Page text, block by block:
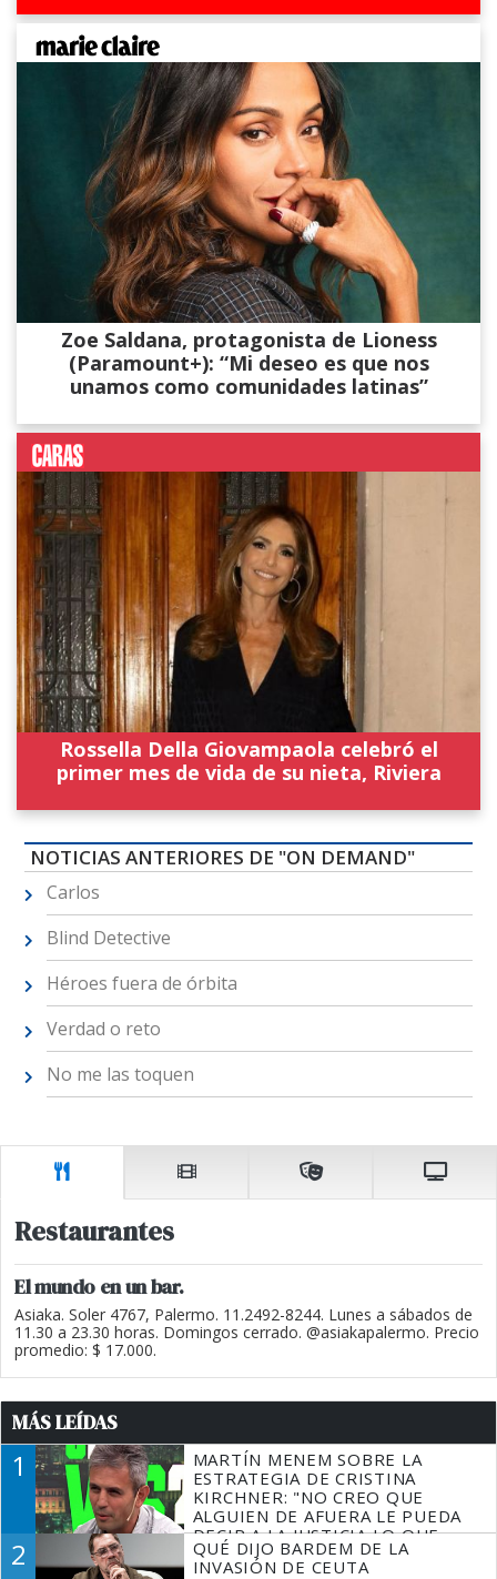
Zoe Saldana, protagonista de Lioness
(Paramount+): “Mi deseo es que nos
unamos como comunidades latinas”
Rossella Della Giovampaola celebró el
primer mes de vida de su nieta, Riviera
NOTICIAS ANTERIORES DE "ON DEMAND"
Carlos
Blind Detective
Héroes fuera de órbita
Verdad o reto
No me las toquen
Restaurantes
El mundo en un bar.
Asiaka. Soler 4767, Palermo. 11.2492-8244. Lunes a sábados de
11.30 a 23.30 horas. Domingos cerrado. @asiakapalermo. Precio
promedio: $ 17.000.
MÁS LEÍDAS
1
MARTÍN MENEM SOBRE LA
ESTRATEGIA DE CRISTINA
KIRCHNER: "NO CREO QUE
ALGUIEN DE AFUERA LE PUEDA
DECIR A LA JUSTICIA LO QUE
TIENE QUE HACER"
2
QUÉ DIJO BARDEM DE LA
INVASIÓN DE CEUTA